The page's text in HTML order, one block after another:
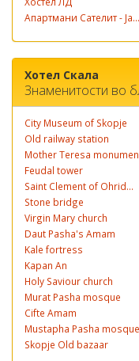
Апартмани Сателит - Ја...
Хотел Скала
Знаменитости во
City Museum of Skopje
Old railway station
Mother Teresa
Feudal tower
Saint Clement of Ohrid...
Stone bridge
Virgin Mary church
Daut Pasha's Amam
Kale fortress
Kapan An
Holy Saviour church
Murat Pasha mosque
Cifte Amam
Mustapha Pasha mosque
Skopje Old bazaar